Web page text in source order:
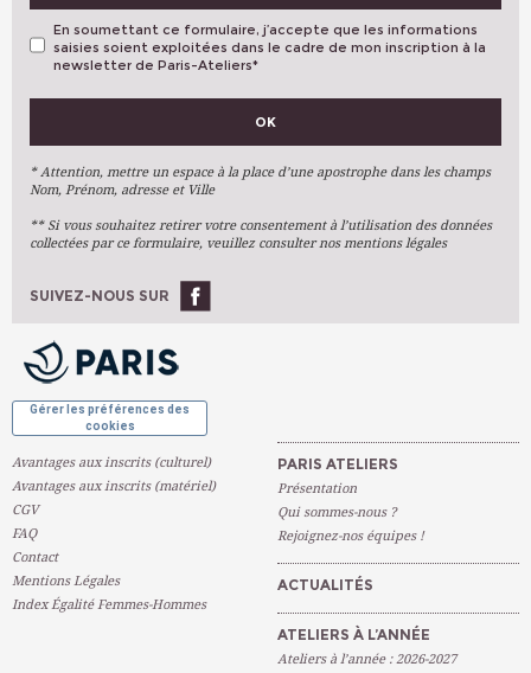
VOS PRÉFÉRENCES
Arts Plastiques
Arts Du Texte
Arts Numériques
Ateliers À L'année
En soumettant ce formulaire, j’accepte que les informations
saisies soient exploitées dans le cadre de mon inscription à la
newsletter de Paris-Ateliers*
OK
* Attention, mettre un espace à la place d’une apostrophe dans les champs
Nom, Prénom, adresse et Ville
** Si vous souhaitez retirer votre consentement à l’utilisation des données
collectées par ce formulaire, veuillez consulter nos mentions légales
SUIVEZ-NOUS SUR
Gérer les préférences des
cookies
Avantages aux inscrits (culturel)
Avantages aux inscrits (matériel)
CGV
FAQ
Contact
Mentions Légales
Index Égalité Femmes-Hommes
PARIS ATELIERS
Présentation
Qui sommes-nous ?
Rejoignez-nos équipes !
ACTUALITÉS
ATELIERS À L’ANNÉE
Ateliers à l’année : 2026-2027